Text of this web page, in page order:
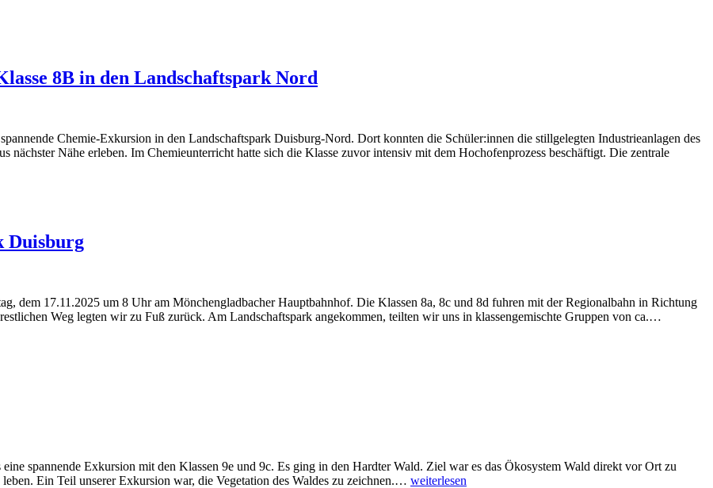
8B in den Landschaftspark Nord
Chemie-Exkursion in den Landschaftspark Duisburg-Nord. Dort konnten die Schüler:innen die stillgelegten Industrieanlagen des
nächster Nähe erleben. Im Chemieunterricht hatte sich die Klasse zuvor intensiv mit dem Hochofenprozess beschäftigt. Die zentrale
Duisburg
dem 17.11.2025 um 8 Uhr am Mönchengladbacher Hauptbahnhof. Die Klassen 8a, 8c und 8d fuhren mit der Regionalbahn in Richtung
Weg legten wir zu Fuß zurück. Am Landschaftspark angekommen, teilten wir uns in klassengemischte Gruppen von ca.…
spannende Exkursion mit den Klassen 9e und 9c. Es ging in den Hardter Wald. Ziel war es das Ökosystem Wald direkt vor Ort zu
Ein Teil unserer Exkursion war, die Vegetation des Waldes zu zeichnen.… Exkursion
weiterlesen